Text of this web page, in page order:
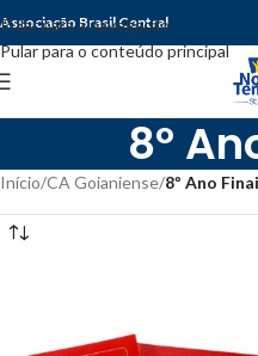
Pular para a navegação
Pular para o conteúdo principal
Associação Brasil Central
8º
Início/CA Goianiense/8º Ano